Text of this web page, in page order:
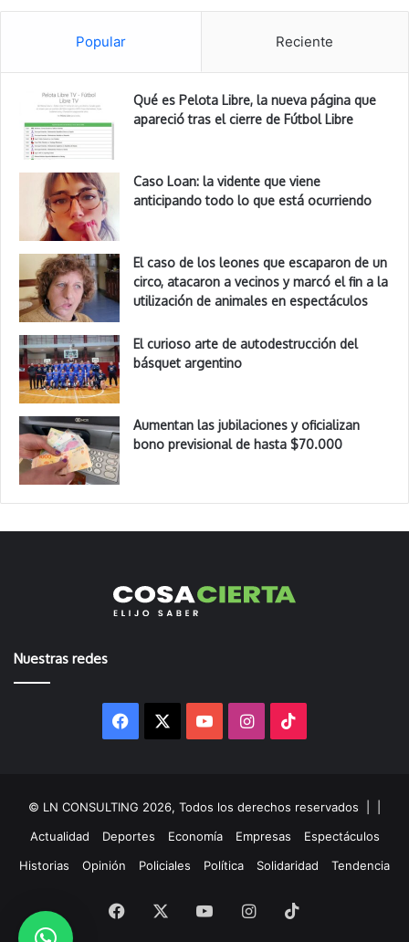
Popular Reciente
Qué es Pelota Libre, la nueva página que
apareció tras el cierre de Fútbol Libre
Caso Loan: la vidente que viene
anticipando todo lo que está ocurriendo
El caso de los leones que escaparon de un
circo, atacaron a vecinos y marcó el fin a la
utilización de animales en espectáculos
El curioso arte de autodestrucción del
básquet argentino
Aumentan las jubilaciones y oficializan
bono previsional de hasta $70.000
Nuestras redes
Facebook YouTubeInstagram
© LN CONSULTING 2026, Todos los derechos reservados |
Actualidad
Deportes Economía Empresas
Espectáculos
Historias
Opinión Policiales Política Solidaridad Tendencia
Facebook YouTubeInstagram